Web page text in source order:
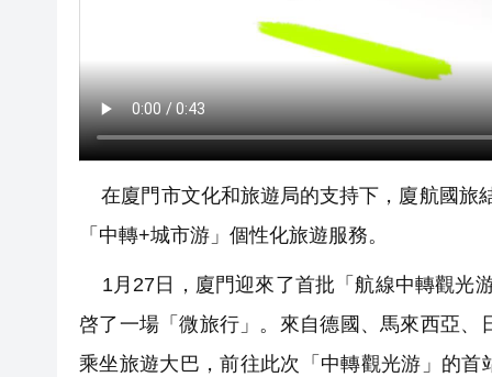
在廈門市文化和旅遊局的支持下，廈航國旅
「中轉+城市游」個性化旅遊服務。
1月27日，廈門迎來了首批「航線中轉觀光
啓了一場「微旅行」。來自德國、馬來西亞
乘坐旅遊大巴，前往此次「中轉觀光游」的